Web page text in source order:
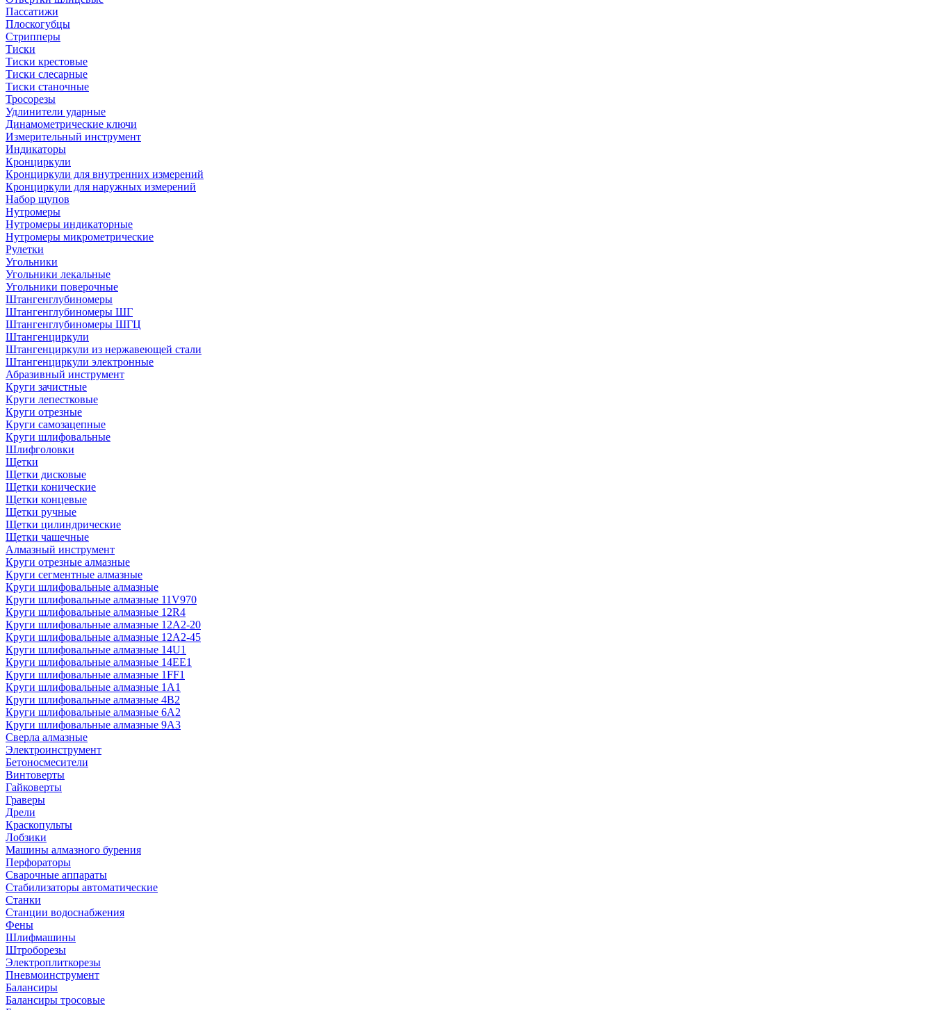
Пассатижи
Плоскогубцы
Стрипперы
Тиски
Тиски крестовые
Тиски слесарные
Тиски станочные
Тросорезы
Удлинители ударные
Динамометрические ключи
Измерительный инструмент
Индикаторы
Кронциркули
Кронциркули для внутренних измерений
Кронциркули для наружных измерений
Набор щупов
Нутромеры
Нутромеры индикаторные
Нутромеры микрометрические
Рулетки
Угольники
Угольники лекальные
Угольники поверочные
Штангенглубиномеры
Штангенглубиномеры ШГ
Штангенглубиномеры ШГЦ
Штангенциркули
Штангенциркули из нержавеющей стали
Штангенциркули электронные
Абразивный инструмент
Круги зачистные
Круги лепестковые
Круги отрезные
Круги самозацепные
Круги шлифовальные
Шлифголовки
Щетки
Щетки дисковые
Щетки конические
Щетки концевые
Щетки ручные
Щетки цилиндрические
Щетки чашечные
Алмазный инструмент
Круги отрезные алмазные
Круги сегментные алмазные
Круги шлифовальные алмазные
Круги шлифовальные алмазные 11V970
Круги шлифовальные алмазные 12R4
Круги шлифовальные алмазные 12А2-20
Круги шлифовальные алмазные 12А2-45
Круги шлифовальные алмазные 14U1
Круги шлифовальные алмазные 14ЕЕ1
Круги шлифовальные алмазные 1FF1
Круги шлифовальные алмазные 1А1
Круги шлифовальные алмазные 4В2
Круги шлифовальные алмазные 6A2
Круги шлифовальные алмазные 9А3
Сверла алмазные
Электроинструмент
Бетоносмесители
Винтоверты
Гайковерты
Граверы
Дрели
Краскопульты
Лобзики
Машины алмазного бурения
Перфораторы
Сварочные аппараты
Стабилизаторы автоматические
Станки
Станции водоснабжения
Фены
Шлифмашины
Штроборезы
Электроплиткорезы
Пневмоинструмент
Балансиры
Балансиры тросовые